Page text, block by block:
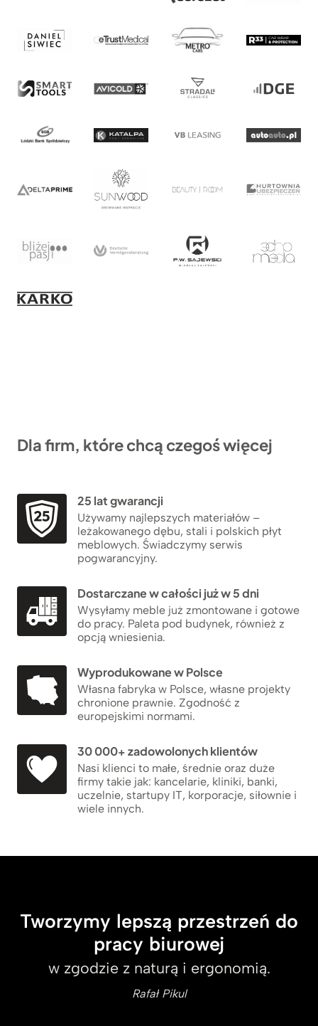
Dla firm, które chcą czegoś więcej
25 lat gwarancji
Używamy najlepszych materiałów –
leżakowanego dębu, stali i polskich płyt
meblowych. Świadczymy serwis
pogwarancyjny.
Dostarczane w całości już w 5 dni
Wysyłamy meble już zmontowane i gotowe
do pracy. Paleta pod budynek, również z
opcją wniesienia.
Wyprodukowane w Polsce
Własna fabryka w Polsce, własne projekty
chronione prawnie. Zgodność z
europejskimi normami.
30 000+ zadowolonych klientów
Nasi klienci to małe, średnie oraz duże
firmy takie jak: kancelarie, kliniki, banki,
uczelnie, startupy IT, korporacje, siłownie i
wiele innych.
Tworzymy lepszą przestrzeń do
pracy biurowej
w zgodzie z naturą i ergonomią.
Rafał Pikul